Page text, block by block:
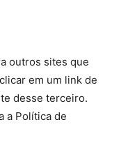
outros sites que
em um link de
desse terceiro.
a Política de